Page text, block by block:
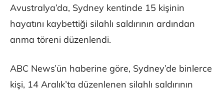
Avustralya’da, Sydney kentinde 15 kişinin
hayatını kaybettiği silahlı saldırının ardından
anma töreni düzenlendi.
ABC News’ün haberine göre, Sydney’de binlerce
kişi, 14 Aralık’ta düzenlenen silahlı saldırının